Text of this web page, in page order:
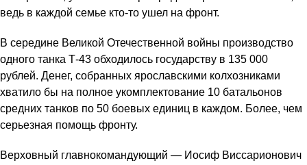
ведь в каждой семье кто-то ушел на фронт.
В середине Великой Отечественной войны производство
одного танка Т-43 обходилось государству в 135 000
рублей. Денег, собранных ярославскими колхозниками
хватило бы на полное укомплектование 10 батальонов
средних танков по 50 боевых единиц в каждом. Более, чем
серьезная помощь фронту.
Верховный главнокомандующий — Иосиф Виссарионович